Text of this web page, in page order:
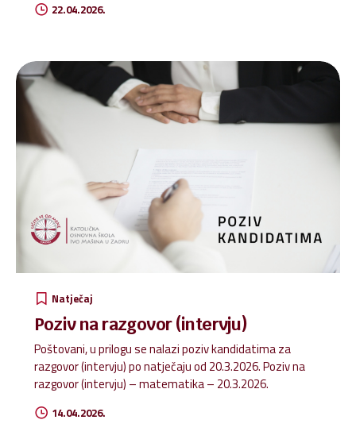
Njihov nastup možete pogledati u priloženom videu.
22.04.2026.
Natječaj
Poziv na razgovor (intervju)
Poštovani, u prilogu se nalazi poziv kandidatima za
razgovor (intervju) po natječaju od 20.3.2026. Poziv na
razgovor (intervju) – matematika – 20.3.2026.
14.04.2026.